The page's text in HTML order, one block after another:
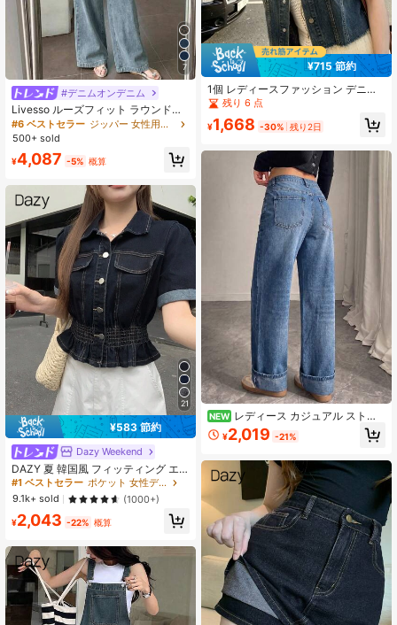
7
#デニムオンデニム
Livesso ルーズフィット ラウンドネ
ック ベスト とデニムジーンス セッ
ト(レディース カジュアル)
#6 ベストセラー
ジッパー 女性用デニムツーピース衣装
500+ sold
¥4,087 -5% 概算
21
¥583 節約
Dazy Weekend
DAZY 夏 韓国風 フィッティング エ
レガントなデニムタンクトップ (レデ
ィース)
#1 ベストセラー
ポケット 女性デニムトップス
9.1k+ sold
(1000+)
¥2,043 -22% 概算
¥715 節約
1個 レディースファッション デニム
ベスト、カジュアル ルーズ ショート
ノースリーブ デニムベスト トップ、
レディース空港アウトフィット アウ
しています
残り 6 点
¥1,668 -30% 残り2日
NEW レディース カジュアル ストレ
ートレッグジーンズ ウォッシュ加工
ローウエスト ポケット付き ロング丈
¥2,019 -21%